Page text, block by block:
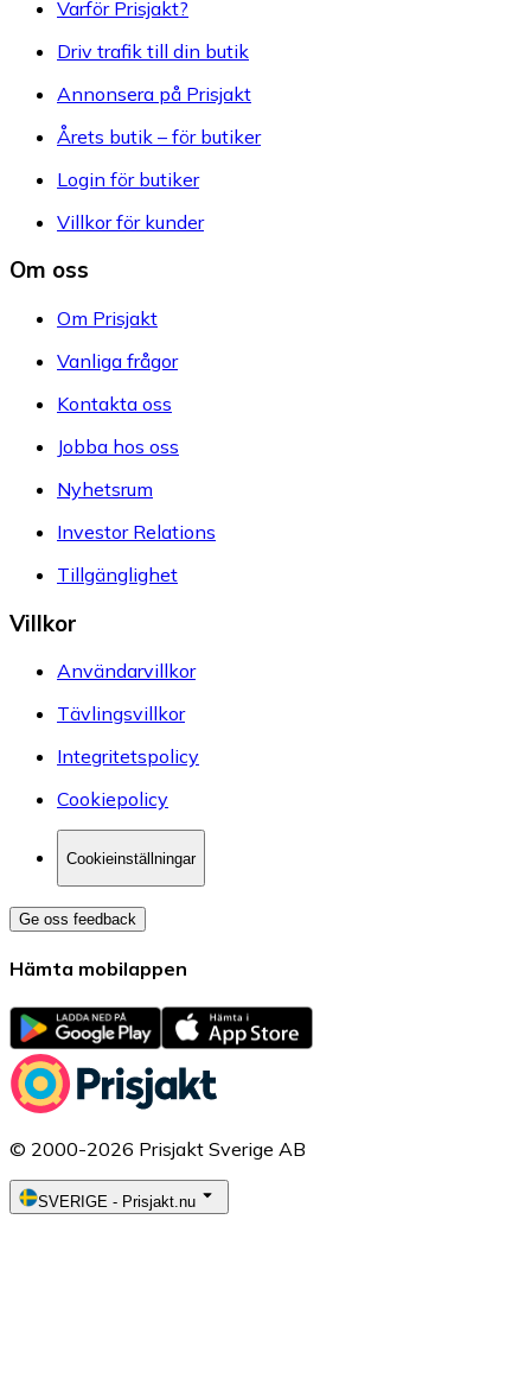
Varför Prisjakt?
Driv trafik till din butik
Annonsera på Prisjakt
Årets butik – för butiker
Login för butiker
Villkor för kunder
Om oss
Om Prisjakt
Vanliga frågor
Kontakta oss
Jobba hos oss
Nyhetsrum
Investor Relations
Tillgänglighet
Villkor
Användarvillkor
Tävlingsvillkor
Integritetspolicy
Cookiepolicy
Cookieinställningar
Ge oss feedback
Hämta mobilappen
© 2000-2026 Prisjakt Sverige AB
SVERIGE - Prisjakt.nu